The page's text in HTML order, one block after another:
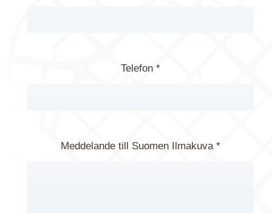
Telefon *
Meddelande till Suomen Ilmakuva *